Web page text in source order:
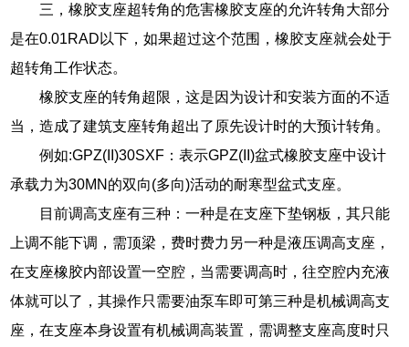
三，橡胶支座超转角的危害橡胶支座的允许转角大部分
是在0.01RAD以下，如果超过这个范围，橡胶支座就会处于
超转角工作状态。
橡胶支座的转角超限，这是因为设计和安装方面的不适
当，造成了建筑支座转角超出了原先设计时的大预计转角。
例如:GPZ(II)30SXF：表示GPZ(II)盆式橡胶支座中设计
承载力为30MN的双向(多向)活动的耐寒型盆式支座。
目前调高支座有三种：一种是在支座下垫钢板，其只能
上调不能下调，需顶梁，费时费力另一种是液压调高支座，
在支座橡胶内部设置一空腔，当需要调高时，往空腔内充液
体就可以了，其操作只需要油泵车即可第三种是机械调高支
座，在支座本身设置有机械调高装置，需调整支座高度时只